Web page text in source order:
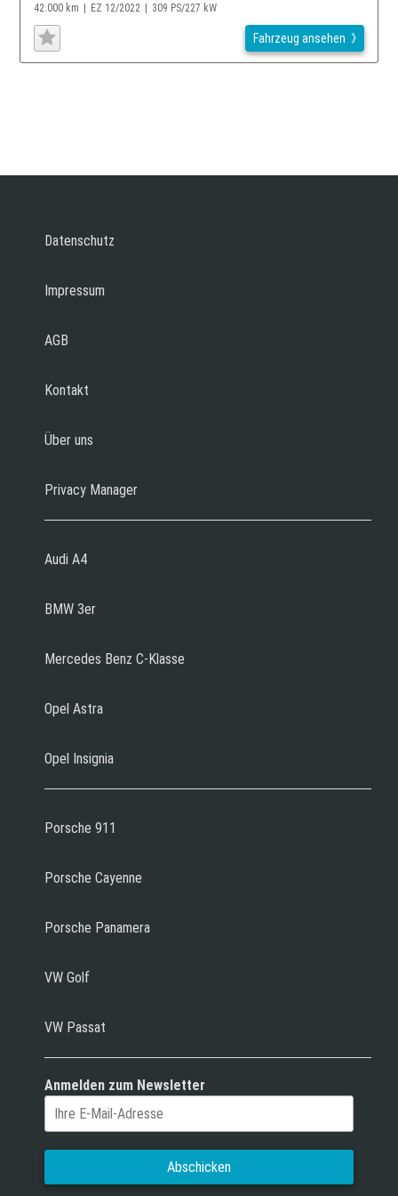
42.000 km EZ 12/2022 309 PS/227 kW
Fahrzeug ansehen
Datenschutz
Impressum
AGB
Kontakt
Über uns
Privacy Manager
Audi A4
BMW 3er
Mercedes Benz C-Klasse
Opel Astra
Opel Insignia
Porsche 911
Porsche Cayenne
Porsche Panamera
VW Golf
VW Passat
Anmelden zum Newsletter